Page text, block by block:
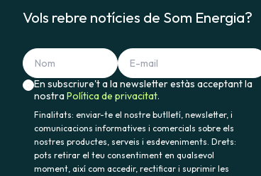
En cas que el
prestat el servei,
Vols rebre notícies de Som Energia?
En subscriure't a la newsletter estàs acceptant la
nostraPolítica de privacitat.
Finalitats: enviar-te el nostre butlletí, newsletter, i
comunicacions informatives i comercials sobre els
nostres productes, serveis i esdeveniments. Drets:
pots retirar el teu consentiment en qualsevol
moment, així com accedir, rectificar i suprimir les